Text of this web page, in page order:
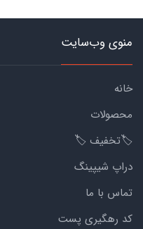
منوی وب‌سایت
خانه
محصولات
🏷️تخفیف 🏷️
دراپ شیپینگ
تماس با ما
کد رهگیری پست